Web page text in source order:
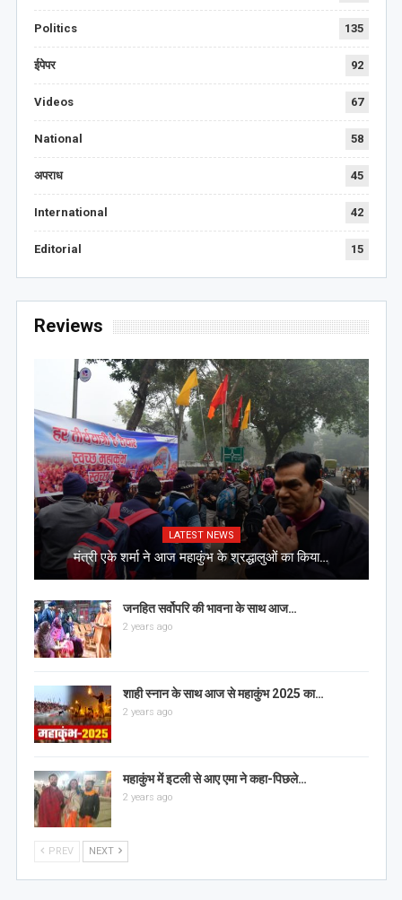
Politics 135
ईपेपर 92
Videos 67
National 58
अपराध 45
International 42
Editorial 15
Reviews
LATEST NEWS
मंत्री एके शर्मा ने आज महाकुंभ के श्रद्धालुओं का किया…
जनहित सर्वोपरि की भावना के साथ आज…
2 years ago
शाही स्नान के साथ आज से महाकुंभ 2025 का…
2 years ago
महाकुंभ में इटली से आए एमा ने कहा-पिछले…
2 years ago
PREV NEXT